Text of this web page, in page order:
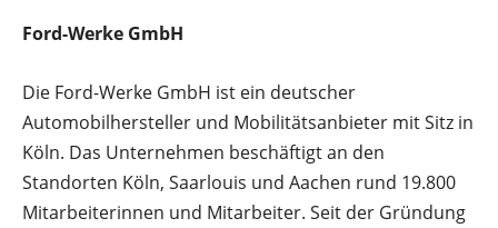
Ford-Werke GmbH
Die Ford-Werke GmbH ist ein deutscher
Automobilhersteller und Mobilitätsanbieter mit Sitz in
Köln. Das Unternehmen beschäftigt an den
Standorten Köln, Saarlouis und Aachen rund 19.800
Mitarbeiterinnen und Mitarbeiter. Seit der Gründung